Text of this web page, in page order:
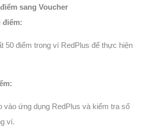
sang Voucher
điểm:
50 điểm trong ví RedPlus để thực hiện
vào ứng dụng RedPlus và kiểm tra số
ví.